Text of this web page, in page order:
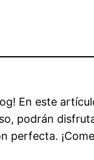
En este
podrán
perfecta.